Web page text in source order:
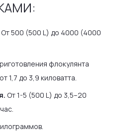
От 500 (500 L) до 4000 (4000
флокулянта
1,7 до 3,9 киловатта.
От 1-5 (500 L) до 3,5–20